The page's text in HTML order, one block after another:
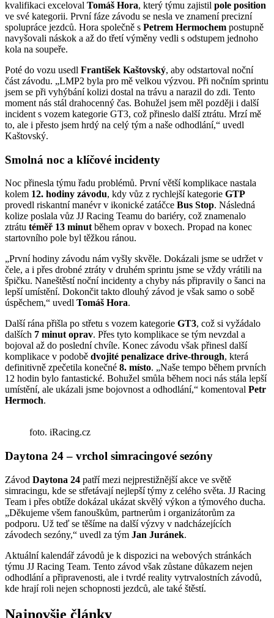
kvalifikaci exceloval Tomáš Hora, který týmu zajistil pole position
ve své kategorii. První fáze závodu se nesla ve znamení precizní
spolupráce jezdců. Hora společně s Petrem Hermochem postupně
navyšovali náskok a až do třetí výměny vedli s odstupem jednoho
kola na soupeře.
Poté do vozu usedl František Kaštovský, aby odstartoval noční
část závodu. „LMP2 byla pro mě velkou výzvou. Při nočním sprintu
jsem se při vyhýbání kolizi dostal na trávu a narazil do zdi. Tento
moment nás stál drahocenný čas. Bohužel jsem měl později i další
incident s vozem kategorie GT3, což přineslo další ztrátu. Mrzí mě
to, ale i přesto jsem hrdý na celý tým a naše odhodlání,“ uvedl
Kaštovský.
Smolná noc a klíčové incidenty
Noc přinesla týmu řadu problémů. První větší komplikace nastala
kolem 12. hodiny závodu, kdy vůz z rychlejší kategorie GTP
provedl riskantní manévr v ikonické zatáčce Bus Stop. Následná
kolize poslala vůz JJ Racing Teamu do bariéry, což znamenalo
ztrátu téměř 13 minut během oprav v boxech. Propad na konec
startovního pole byl těžkou ránou.
„První hodiny závodu nám vyšly skvěle. Dokázali jsme se udržet v
čele, a i přes drobné ztráty v druhém sprintu jsme se vždy vrátili na
špičku. Naneštěstí noční incidenty a chyby nás připravily o šanci na
lepší umístění. Dokončit takto dlouhý závod je však samo o sobě
úspěchem,“ uvedl Tomáš Hora.
Další rána přišla po střetu s vozem kategorie GT3, což si vyžádalo
dalších 7 minut oprav. Přes tyto komplikace se tým nevzdal a
bojoval až do poslední chvíle. Konec závodu však přinesl další
komplikace v podobě dvojité penalizace drive-through, která
definitivně zpečetila konečné 8. místo. „Naše tempo během prvních
12 hodin bylo fantastické. Bohužel smůla během noci nás stála lepší
umístění, ale ukázali jsme bojovnost a odhodlání,“ komentoval Petr
Hermoch.
foto. iRacing.cz
Daytona 24 – vrchol simracingové sezóny
Závod Daytona 24 patří mezi nejprestižnější akce ve světě
simracingu, kde se střetávají nejlepší týmy z celého světa. JJ Racing
Team i přes obtíže dokázal ukázat skvělý výkon a týmového ducha.
„Děkujeme všem fanouškům, partnerům i organizátorům za
podporu. Už teď se těšíme na další výzvy v nadcházejících
závodech sezóny,“ uvedl za tým Jan Juránek.
Aktuální kalendář závodů je k dispozici na webových stránkách
týmu JJ Racing Team. Tento závod však zůstane důkazem nejen
odhodlání a připravenosti, ale i tvrdé reality vytrvalostních závodů,
kde hrají roli nejen schopnosti jezdců, ale také štěstí.
Najnovšie články